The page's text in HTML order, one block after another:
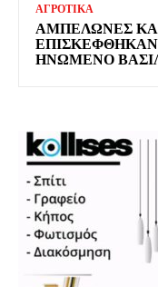
ΑΓΡΟΤΙΚΑ
ΑΜΠΕΛΏΝΕΣ
ΗΝΩΜΈΝΟ